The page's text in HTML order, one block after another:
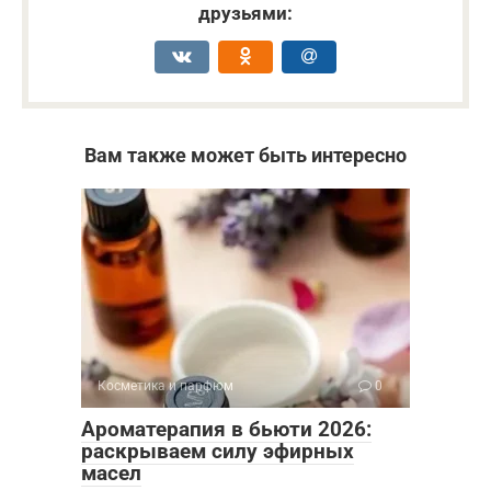
друзьями:
Вам также может быть интересно
Косметика и парфюм 0
Ароматерапия в бьюти 2026:
раскрываем силу эфирных
масел